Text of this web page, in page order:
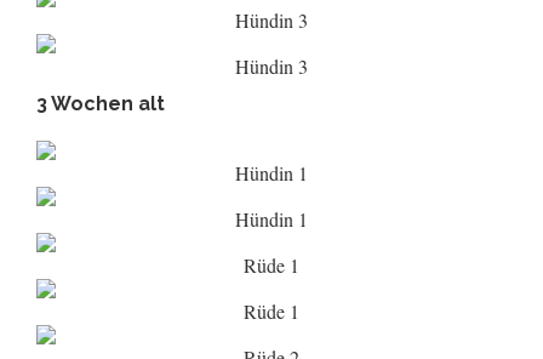
Hündin 3
Hündin 3
3 Wochen alt
Hündin 1
Hündin 1
Rüde 1
Rüde 1